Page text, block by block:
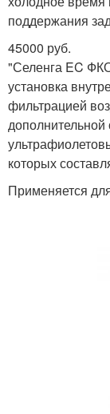
поддержания
45000 руб.
"Селенга EC
установка
фильтрацией
дополнительной
которых
Применяется